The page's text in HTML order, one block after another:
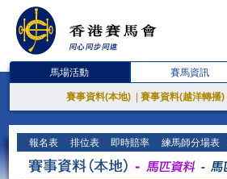
馬場活動 賽馬資訊
賽事資料(本地) 賽事資料(越洋轉播)
報名表 排位表 即時賠率 練馬師分場表